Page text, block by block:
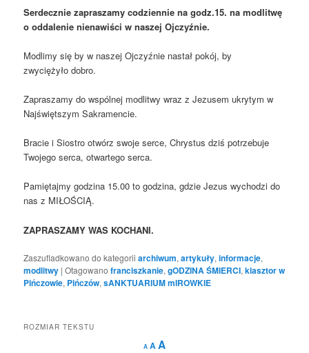
Serdecznie zapraszamy codziennie na godz.15. na modlitwę
o oddalenie nienawiści w naszej Ojczyźnie.
Modlimy się by w naszej Ojczyźnie nastał pokój, by
zwyciężyło dobro.
Zapraszamy do wspólnej modlitwy wraz z Jezusem ukrytym w
Najświętszym Sakramencie.
Bracie i Siostro otwórz swoje serce, Chrystus dziś potrzebuje
Twojego serca, otwartego serca.
Pamiętajmy godzina 15.00 to godzina, gdzie Jezus wychodzi do
nas z MIŁOŚCIĄ.
ZAPRASZAMY WAS KOCHANI.
Zaszufladkowano do kategorii archiwum,artykuły,informacje,
modlitwy |Otagowano franciszkanie,gODZINA ŚMIERCI,klasztor w
Pińczowie, Pińczów,sANKTUARIUM mIROWKIE
ROZMIAR TEKSTU
A
Decrease
font
A Reset
AIncrease